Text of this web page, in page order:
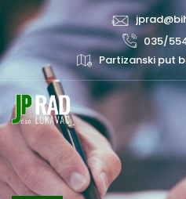
035/
Partizanski put